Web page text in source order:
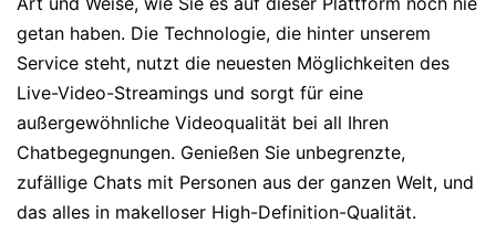
getan haben. Die Technologie, die hinter unserem
Service steht, nutzt die neuesten Möglichkeiten des
Live-Video-Streamings und sorgt für eine
außergewöhnliche Videoqualität bei all Ihren
Chatbegegnungen. Genießen Sie unbegrenzte,
zufällige Chats mit Personen aus der ganzen Welt, und
das alles in makelloser High-Definition-Qualität.